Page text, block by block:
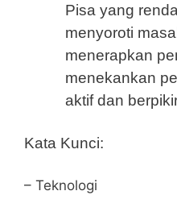
Pisa yang
menyoroti
menerapkan
menekankan
aktif dan
Kata Kunci:
– Teknologi